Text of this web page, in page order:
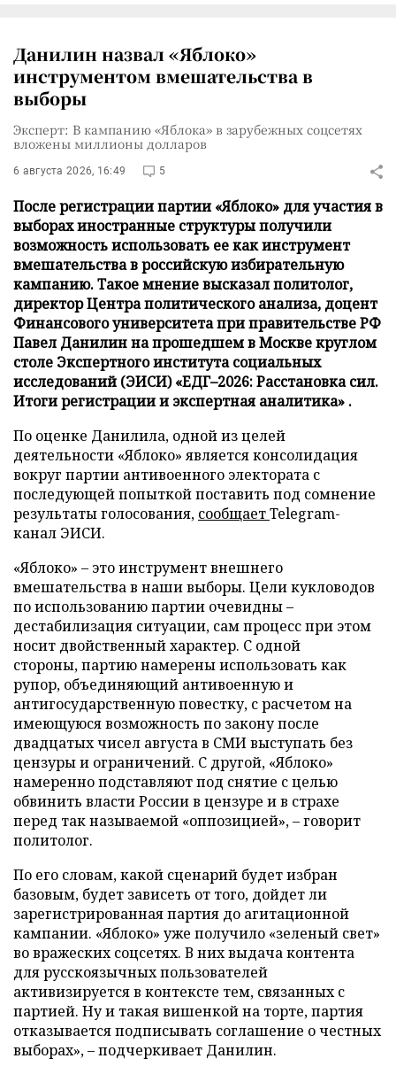
Данилин назвал «Яблоко»
инструментом вмешательства в
выборы
Эксперт: В кампанию «Яблока» в зарубежных соцсетях
вложены миллионы долларов
6 августа 2026, 16:49 5
После регистрации партии «Яблоко» для участия в
выборах иностранные структуры получили
возможность использовать ее как инструмент
вмешательства в российскую избирательную
кампанию. Такое мнение высказал политолог,
директор Центра политического анализа, доцент
Финансового университета при правительстве РФ
Павел Данилин на прошедшем в Москве круглом
столе Экспертного института социальных
исследований (ЭИСИ) «ЕДГ–2026: Расстановка сил.
Итоги регистрации и экспертная аналитика» .
По оценке Данилила, одной из целей
деятельности «Яблоко» является консолидация
вокруг партии антивоенного электората с
последующей попыткой поставить под сомнение
результаты голосования, сообщаетTelegram-
канал ЭИСИ.
«Яблоко» – это инструмент внешнего
вмешательства в наши выборы. Цели кукловодов
по использованию партии очевидны –
дестабилизация ситуации, сам процесс при этом
носит двойственный характер. С одной
стороны, партию намерены использовать как
рупор, объединяющий антивоенную и
антигосударственную повестку, с расчетом на
имеющуюся возможность по закону после
двадцатых чисел августа в СМИ выступать без
цензуры и ограничений. С другой, «Яблоко»
намеренно подставляют под снятие с целью
обвинить власти России в цензуре и в страхе
перед так называемой «оппозицией», – говорит
политолог.
По его словам, какой сценарий будет избран
базовым, будет зависеть от того, дойдет ли
зарегистрированная партия до агитационной
кампании. «Яблоко» уже получило «зеленый свет»
во вражеских соцсетях. В них выдача контента
для русскоязычных пользователей
активизируется в контексте тем, связанных с
партией. Ну и такая вишенкой на торте, партия
отказывается подписывать соглашение о честных
выборах», – подчеркивает Данилин.